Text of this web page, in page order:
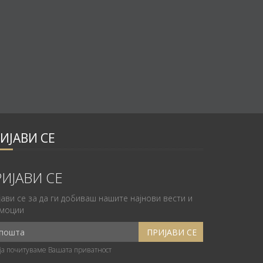
СЕ
СЕ
се за да ги добиваш нашите најнови вести и
почитуваме Вашата приватност